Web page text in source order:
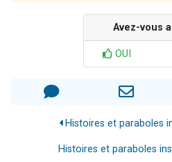
Avez-vous
OUI
Histoires et paraboles
Histoires et paraboles